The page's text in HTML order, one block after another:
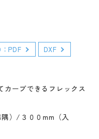
PDF
DXF
ーブできるフレックス
）/３００mm（入